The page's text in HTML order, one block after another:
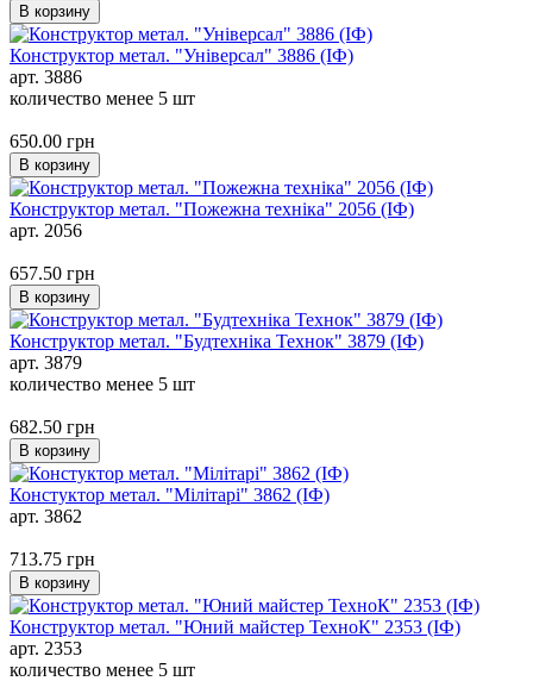
В корзину
Конструктор метал. "Універсал" 3886 (ІФ)
арт. 3886
количество менее 5 шт
650.00 грн
В корзину
Конструктор метал. "Пожежна техніка" 2056 (ІФ)
арт. 2056
657.50 грн
В корзину
Конструктор метал. "Будтехніка Технок" 3879 (ІФ)
арт. 3879
количество менее 5 шт
682.50 грн
В корзину
Констуктор метал. "Мілітарі" 3862 (ІФ)
арт. 3862
713.75 грн
В корзину
Конструктор метал. "Юний майстер ТехноК" 2353 (ІФ)
арт. 2353
количество менее 5 шт